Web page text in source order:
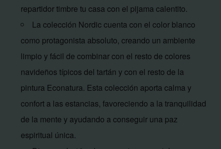
repartidor timbre tu casa con el pijama calentito.
La colección Nordic cuenta con el color blanco
como protagonista absoluto, creando un ambiente
limpio y fácil de combinar con el resto de colores
navideños típicos del tartán y con el resto de la
pintura Econatura. Esta colección aporta calma y
confort a las estancias, favoreciendo a la tranquilidad
de la mente y ayudando a conseguir una paz
espiritual única.